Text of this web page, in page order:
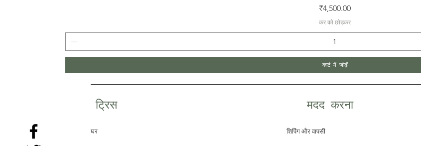
मूल्य
₹4,500.00
कर को छोड़कर
कार्ट में जोड़ें
ट्रिस मदद करना
घर शिपिंग और वापसी